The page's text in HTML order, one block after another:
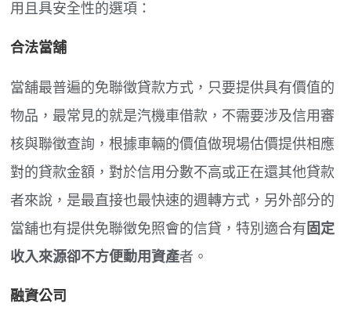
用且具安全性的選項：
合法當舖
當舖最普遍的免聯徵貸款方式，只要提供具有價值的
物品，最常見的就是汽機車借款，不需要涉及信用審
核與聯徵查詢，根據車輛的價值做現場估價提供相應
對的貸款金額，對於信用分數不高或正在還其他貸款
者來說，是最直接也最快速的週轉方式，另外部分的
當舖也有提供免聯徵免照會的信貸，特別適合有 固定
收入來源卻不方便動用資產者。
融資公司